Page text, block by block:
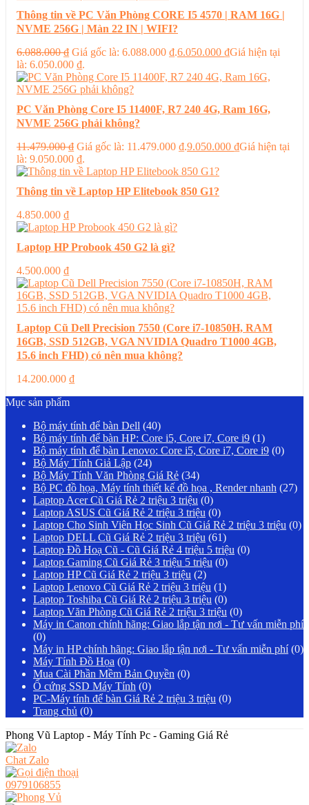
Thông tin về PC Văn Phòng CORE I5 4570 | RAM 16G |
NVME 256G | Màn 22 IN | WIFI?
6.088.000₫ Giá gốc là: 6.088.000 ₫.6.050.000 ₫Giá hiện tại
là: 6.050.000 ₫.
PC Văn Phòng Core I5 11400F, R7 240 4G, Ram 16G,
NVME 256G phải không?
11.479.000₫ Giá gốc là: 11.479.000 ₫.9.050.000 ₫Giá hiện tại
là: 9.050.000 ₫.
Thông tin về Laptop HP Elitebook 850 G1?
4.850.000 ₫
Laptop HP Probook 450 G2 là gì?
4.500.000 ₫
Laptop Cũ Dell Precision 7550 (Core i7-10850H, RAM
16GB, SSD 512GB, VGA NVIDIA Quadro T1000 4GB,
15.6 inch FHD) có nên mua không?
14.200.000 ₫
Mục sản phẩm
Bộ máy tính để bàn Dell (40)
Bộ máy tính để bàn HP: Core i5, Core i7, Core i9 (1)
Bộ máy tính để bàn Lenovo: Core i5, Core i7, Core i9 (0)
Bộ Máy Tính Giả Lập (24)
Bộ Máy Tính Văn Phòng Giá Rẻ (34)
Bộ PC đồ họa, Máy tính thiết kế đồ họa , Render nhanh (27)
Laptop Acer Cũ Giá Rẻ 2 triệu 3 triệu (0)
Laptop ASUS Cũ Giá Rẻ 2 triệu 3 triệu (0)
Laptop Cho Sinh Viên Học Sinh Cũ Giá Rẻ 2 triệu 3 triệu (0)
Laptop DELL Cũ Giá Rẻ 2 triệu 3 triệu (61)
Laptop Đồ Hoạ Cũ - Cũ Giá Rẻ 4 triệu 5 triệu (0)
Laptop Gaming Cũ Giá Rẻ 3 triệu 5 triệu (0)
Laptop HP Cũ Giá Rẻ 2 triệu 3 triệu (2)
Laptop Lenovo Cũ Giá Rẻ 2 triệu 3 triệu (1)
Laptop Toshiba Cũ Giá Rẻ 2 triệu 3 triệu (0)
Laptop Văn Phòng Cũ Giá Rẻ 2 triệu 3 triệu (0)
Máy in Canon chính hãng: Giao lắp tận nơi - Tư vấn miễn phí
(0)
Máy in HP chính hãng: Giao lắp tận nơi - Tư vấn miễn phí (0)
Máy Tính Đồ Họa (0)
Mua Cài Phần Mềm Bản Quyền (0)
Ổ cứng SSD Máy Tính (0)
PC-Máy tính để bàn Giá Rẻ 2 triệu 3 triệu (0)
Trang chủ (0)
Phong Vũ Laptop - Máy Tính Pc - Gaming Giá Rẻ
Chat Zalo
0979106855